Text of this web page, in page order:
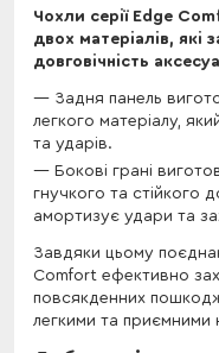
Чохли серії Edge
двох матеріалів, які
довговічність
Задня панель
легкого матеріалу,
та ударів.
Бокові грані
гнучкого та стійкого
амортизує удари та
Завдяки цьому
Comfort ефективно
повсякденних
легкими та приємними